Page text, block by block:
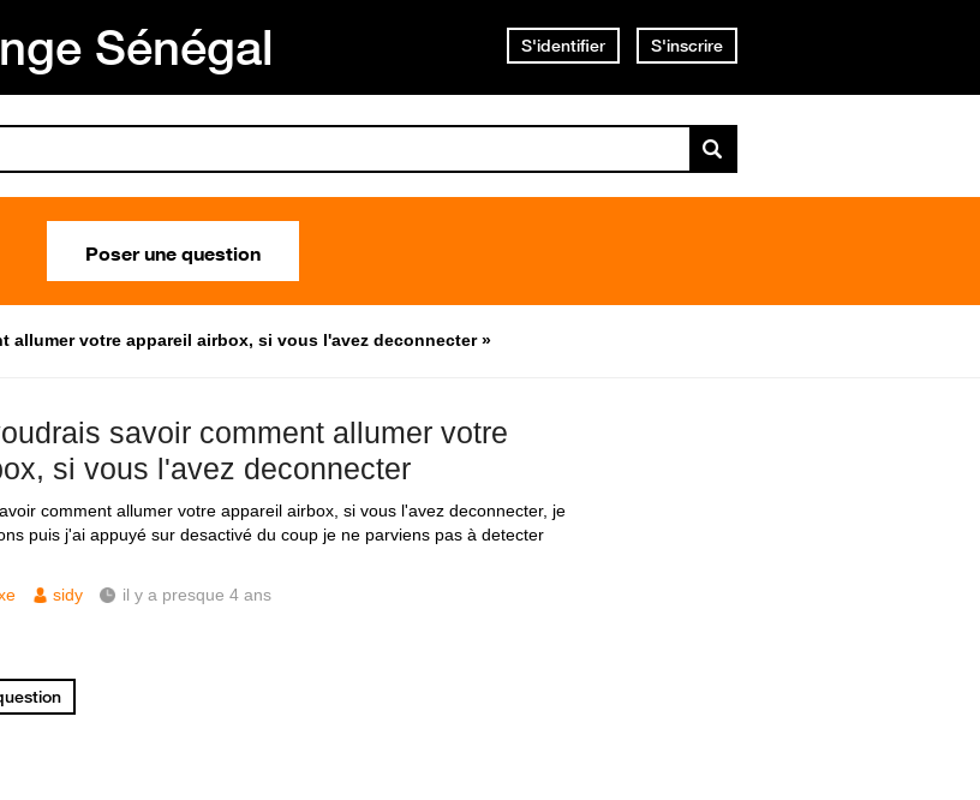
Sénégal S'identifier S'inscrire
Poser une question
allumer votre appareil airbox, si vous l'avez deconnecter »
savoir comment allumer votre
si vous l'avez deconnecter
comment allumer votre appareil airbox, si vous l'avez deconnecter, je
puis j'ai appuyé sur desactivé du coup je ne parviens pas à detecter
sidy il y a presque 4 ans